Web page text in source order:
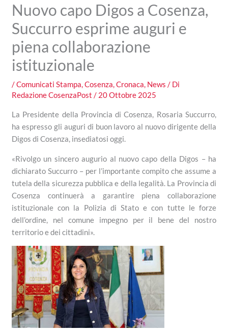
Nuovo capo Digos a Cosenza,
Succurro esprime auguri e
piena collaborazione
istituzionale
/Comunicati Stampa,Cosenza,Cronaca, News / Di
Redazione CosenzaPost/ 20 Ottobre 2025
La Presidente della Provincia di Cosenza, Rosaria Succurro,
ha espresso gli auguri di buon lavoro al nuovo dirigente della
Digos di Cosenza, insediatosi oggi.
«Rivolgo un sincero augurio al nuovo capo della Digos – ha
dichiarato Succurro – per l’importante compito che assume a
tutela della sicurezza pubblica e della legalità. La Provincia di
Cosenza continuerà a garantire piena collaborazione
istituzionale con la Polizia di Stato e con tutte le forze
dell’ordine, nel comune impegno per il bene del nostro
territorio e dei cittadini».